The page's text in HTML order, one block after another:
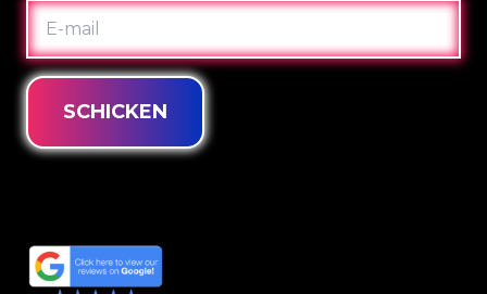
E-
MAIL
SCHICKEN